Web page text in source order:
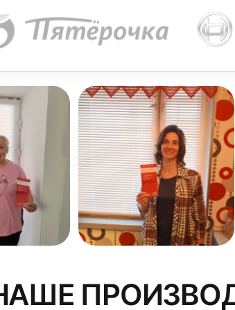
см, это и будет высота ламелей. Такой
скрыть, к полученному результату
жалюзи на потолочный карниз
балок, труб, электропроводки и